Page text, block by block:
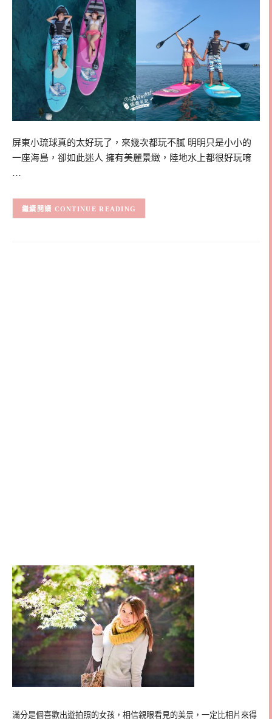
屏東小琉球真的太好玩了，來幾次都玩不膩 明明只是小小的
一座海島，卻如此迷人 擁有美麗景緻，陸地水上都很好玩唷
…
CONTINUE READING
滿分是個喜歡出遊拍照的女孩，相信親眼看見的美景，一定比相片來得